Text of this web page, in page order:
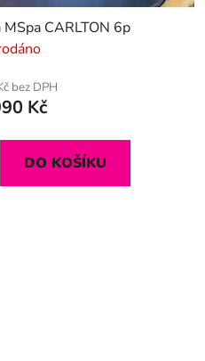
CARLTON 6p
bez DPH
Kč
DO KOŠÍKU